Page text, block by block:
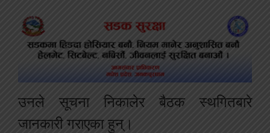
उनले सूचना निकालेर बैठक स्‍थगितबारे
जानकारी गराएका हुन्।